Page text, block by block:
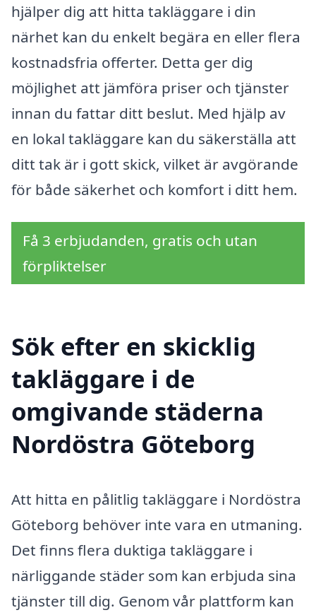
hjälper dig att hitta takläggare i din
närhet kan du enkelt begära en eller flera
kostnadsfria offerter. Detta ger dig
möjlighet att jämföra priser och tjänster
innan du fattar ditt beslut. Med hjälp av
en lokal takläggare kan du säkerställa att
ditt tak är i gott skick, vilket är avgörande
för både säkerhet och komfort i ditt hem.
Få 3 erbjudanden, gratis och utan
förpliktelser
Sök efter en skicklig
takläggare i de
omgivande städerna
Nordöstra Göteborg
Att hitta en pålitlig takläggare i Nordöstra
Göteborg behöver inte vara en utmaning.
Det finns flera duktiga takläggare i
närliggande städer som kan erbjuda sina
tjänster till dig. Genom vår plattform kan